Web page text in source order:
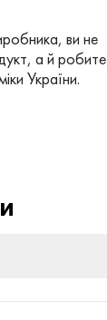
ви не
а й робите
України.